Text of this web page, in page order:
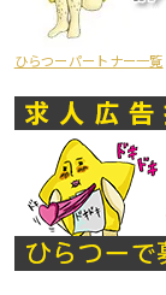
ひらつーパートナー一覧